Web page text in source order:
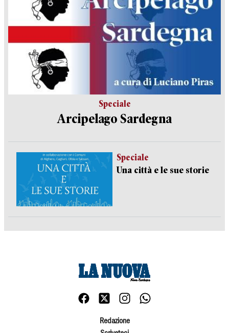
Speciale
Arcipelago Sardegna
Speciale
Una città e le sue storie
Redazione